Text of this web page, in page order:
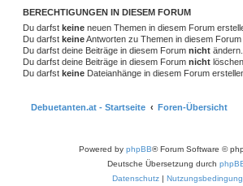
BERECHTIGUNGEN IN DIESEM FORUM
Du darfst keine neuen Themen in diesem Forum
Du darfst keineAntworten zu Themen in diesem Forum
Du darfst deine Beiträge in diesem Forum nicht ändern.
Du darfst deine Beiträge in diesem Forum nicht löschen.
Du darfst keine Dateianhänge in diesem Forum
Debuetanten.at - Startseite Foren-Übersicht
Powered by phpBB® Forum Software ©
Deutsche Übersetzung durch
Datenschutz|